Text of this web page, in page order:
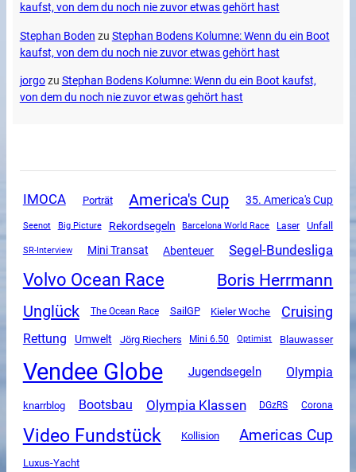
kaufst, von dem du noch nie zuvor etwas gehört hast
Stephan Boden zu Stephan Bodens Kolumne: Wenn du ein Boot
kaufst, von dem du noch nie zuvor etwas gehört hast
jorgozu Stephan Bodens Kolumne: Wenn du ein Boot kaufst,
von dem du noch nie zuvor etwas gehört hast
IMOCA Porträt America's Cup 35. America's Cup
Seenot Big Picture Rekordsegeln Barcelona World Race Laser Unfall
SR-Interview Mini Transat Abenteuer Segel-Bundesliga
Volvo Ocean Race Boris Herrmann
Unglück The Ocean Race SailGP Kieler Woche Cruising
Rettung Umwelt Jörg Riechers Mini 6.50 Optimist Blauwasser
Vendee Globe Jugendsegeln Olympia
knarrblog Bootsbau Olympia Klassen DGzRS Corona
Video Fundstück Kollision Americas Cup
Luxus-Yacht